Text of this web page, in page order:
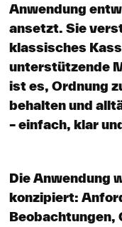
Anwendung
ansetzt. Sie
klassisches
unterstützende
ist es, Ordnung
behalten und
– einfach, klar
Die Anwendung
konzipiert:
Beobachtungen,